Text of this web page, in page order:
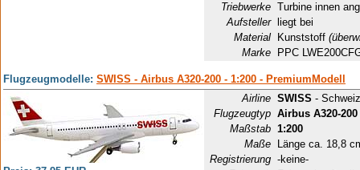
Triebwerke Turbine innen
Aufsteller
liegt bei
Material
Kunststoff
Marke
PPC
Flugzeugmodelle: SWISS - Airbus A320-200 - 1:200 - PremiumModell
Airline SWISS - Schweiz
Flugzeugtyp Airbus A320-200
Maßstab 1:200
Maße
Länge ca. 18,8
Registrierung -keine-